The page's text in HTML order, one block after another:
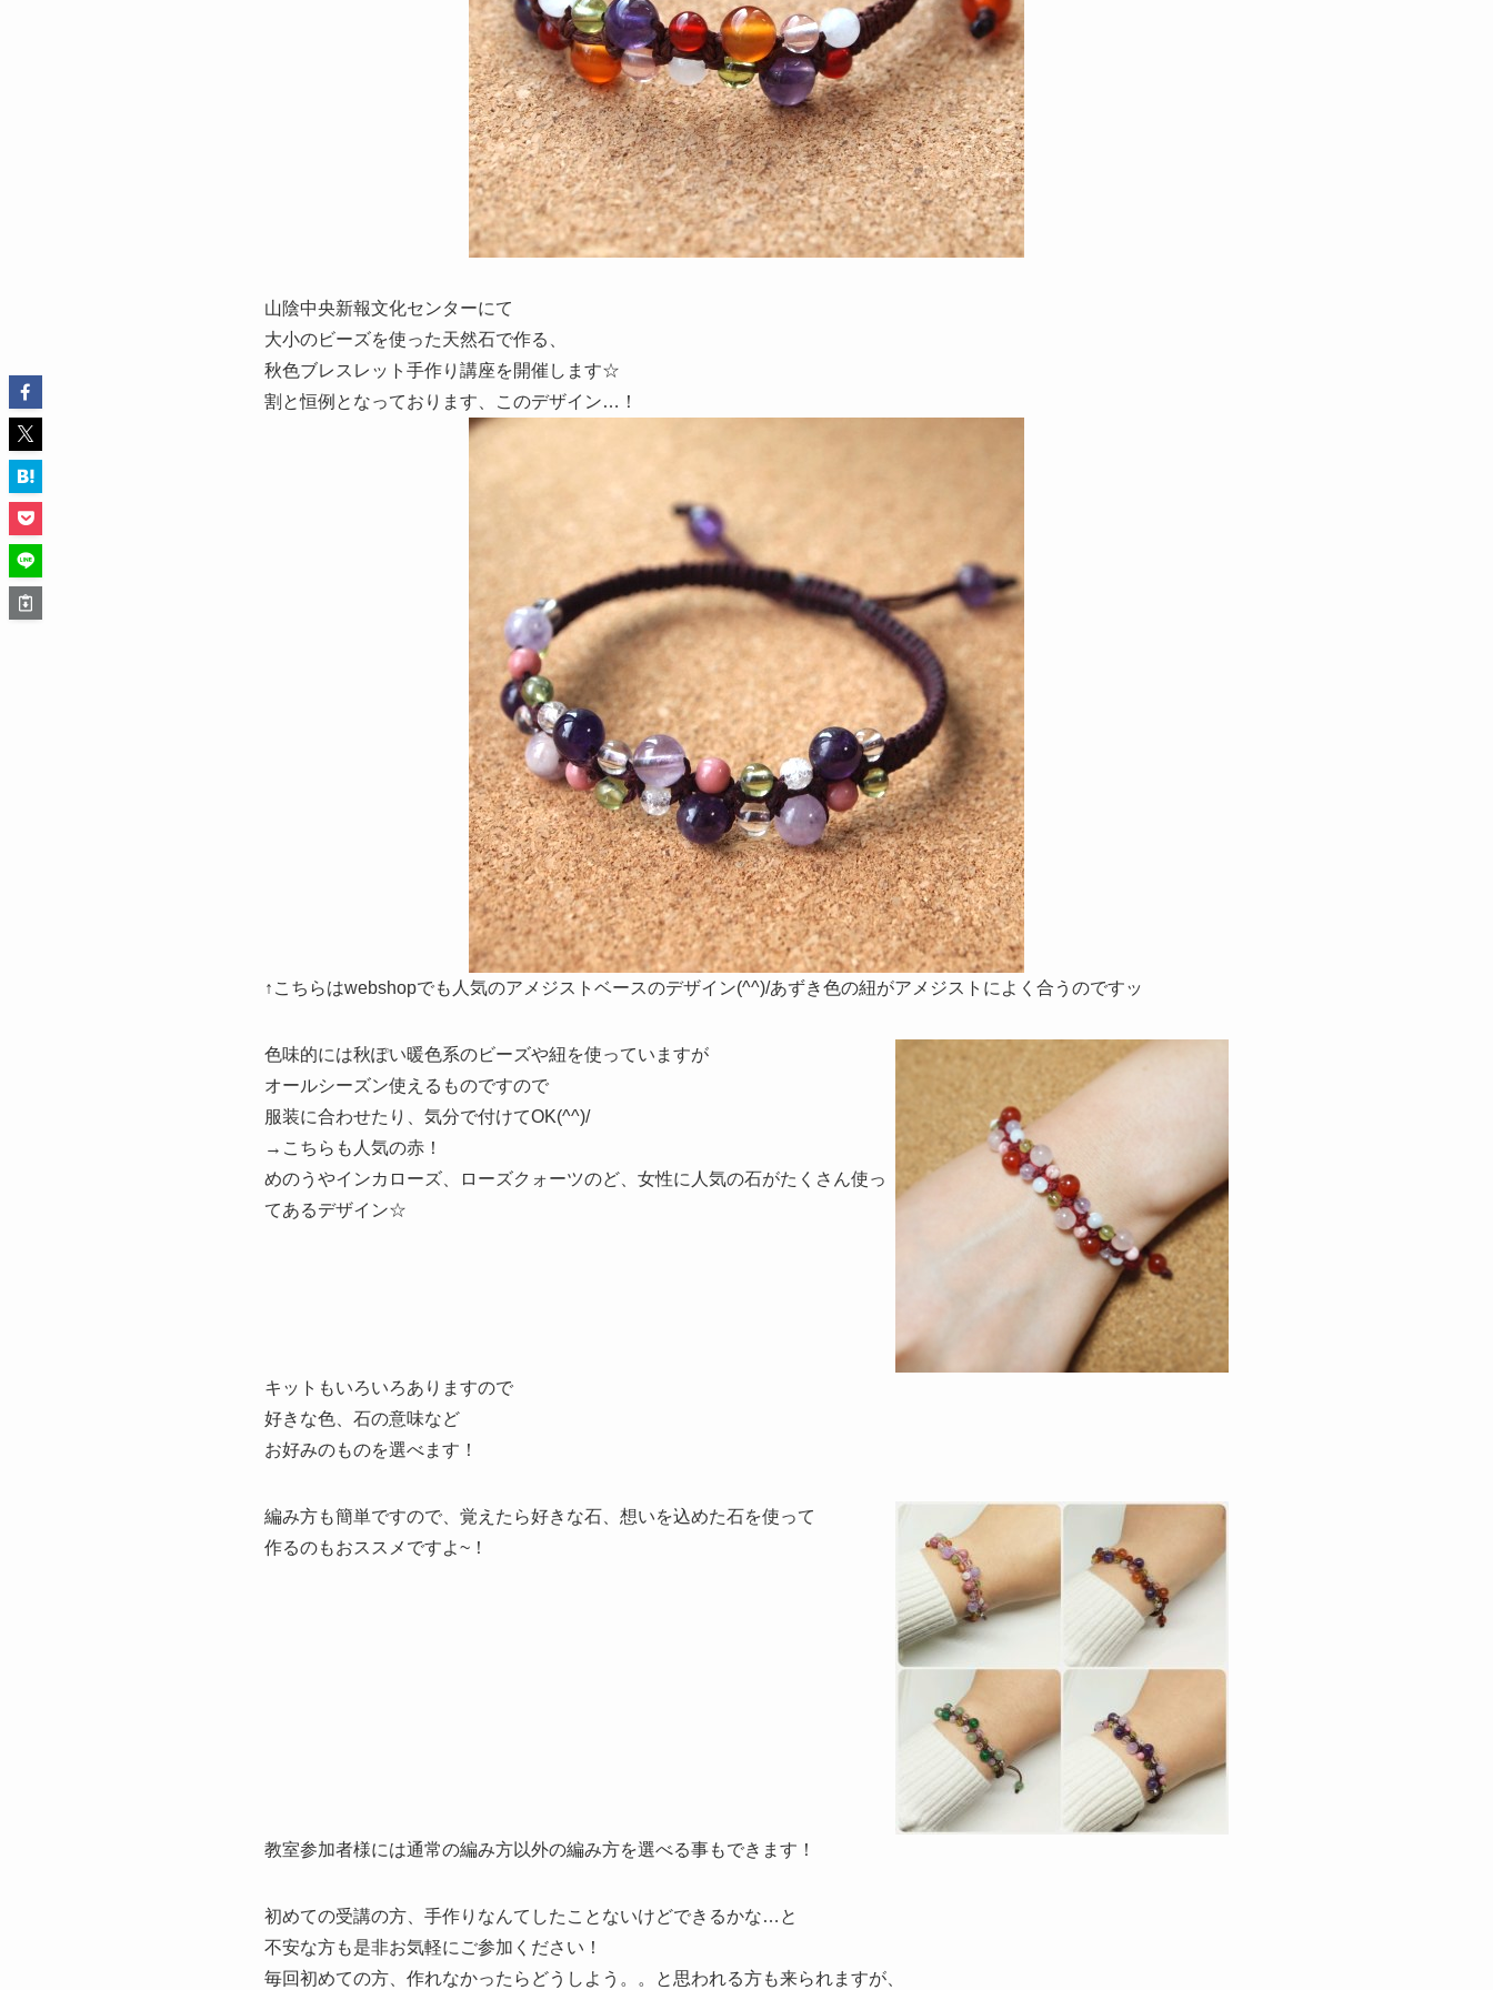
山陰中央新報文化センターにて
大小のビーズを使った天然石で作る、
秋色ブレスレット手作り講座を開催します☆
割と恒例となっております、このデザイン…！
↑こちらはwebshopでも人気のアメジストベースのデザイン(^^)/あずき色の紐がアメジストによく合うのですッ
色味的には秋ぽい暖色系のビーズや紐を使っていますが
オールシーズン使えるものですので
服装に合わせたり、気分で付けてOK(^^)/
→こちらも人気の赤！
めのうやインカローズ、ローズクォーツのど、女性に人気の石がたくさん使っ
てあるデザイン☆
キットもいろいろありますので
好きな色、石の意味など
お好みのものを選べます！
編み方も簡単ですので、覚えたら好きな石、想いを込めた石を使って
作るのもおススメですよ~！
教室参加者様には通常の編み方以外の編み方を選べる事もできます！
初めての受講の方、手作りなんてしたことないけどできるかな…と
不安な方も是非お気軽にご参加ください！
毎回初めての方、作れなかったらどうしよう。。と思われる方も来られますが、